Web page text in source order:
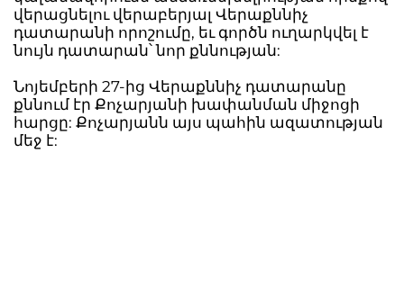
վերացնելու վերաբերյալ Վերաքննիչ
դատարանի որոշումը, եւ գործն ուղարկվել է
նույն դատարան՝ նոր քննության:
Նոյեմբերի 27-ից Վերաքննիչ դատարանը
քննում էր Քոչարյանի խափանման միջոցի
հարցը: Քոչարյանն այս պահին ազատության
մեջ է: